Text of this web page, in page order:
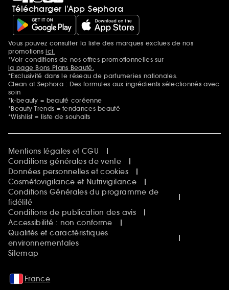
Télécharger l’App Sephora
Mentions additionnelles
Vous pouvez consulter la liste des marques exclues de nos
promotionsici.
*Voir conditions de nos offres promotionnelles sur
la page Bons Plans Beauté.
*Exclusivité dans le réseau de parfumeries nationales.
Clean at Sephora : Des formules aux ingrédients sélectionnés avec
soin
*k-beauty = beauté coréenne
*Beauty Trends = tendances beauté
*Wishlist = liste de souhaits
Mentions légales et CGU
Conditions générales de vente
Données personnelles et cookies
Cosmétovigilance et Nutrivigilance
Conditions Générales du programme de
fidélité
Conditions de publication des avis
Accessibilité : non conforme
Qualités et caractéristiques
environnementales
Sitemap
France